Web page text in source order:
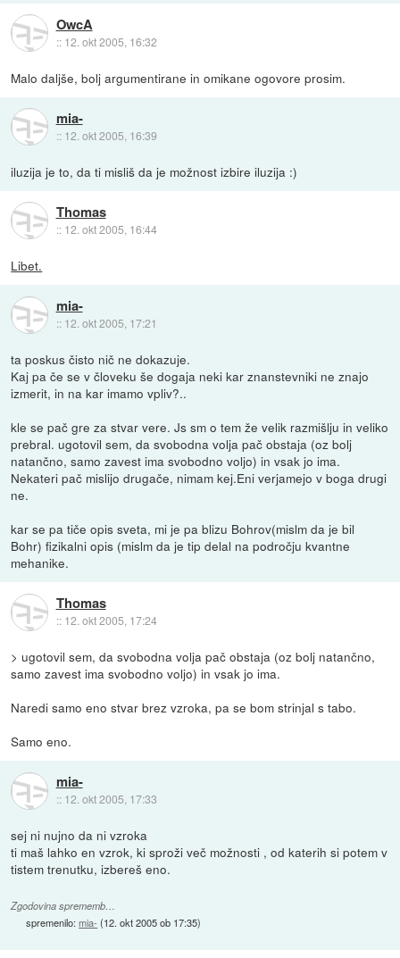
OwcA
:: 12. okt 2005, 16:32
Malo daljše, bolj argumentirane in omikane ogovore prosim.
mia-
:: 12. okt 2005, 16:39
iluzija je to, da ti misliš da je možnost izbire iluzija :)
Thomas
:: 12. okt 2005, 16:44
Libet.
mia-
:: 12. okt 2005, 17:21
ta poskus čisto nič ne dokazuje.
Kaj pa če se v človeku še dogaja neki kar znanstevniki ne znajo
izmerit, in na kar imamo vpliv?..
kle se pač gre za stvar vere. Js sm o tem že velik razmišlju in veliko
prebral. ugotovil sem, da svobodna volja pač obstaja (oz bolj
natančno, samo zavest ima svobodno voljo) in vsak jo ima.
Nekateri pač mislijo drugače, nimam kej.Eni verjamejo v boga drugi
ne.
kar se pa tiče opis sveta, mi je pa blizu Bohrov(mislm da je bil
Bohr) fizikalni opis (mislm da je tip delal na področju kvantne
mehanike.
Thomas
:: 12. okt 2005, 17:24
> ugotovil sem, da svobodna volja pač obstaja (oz bolj natančno,
samo zavest ima svobodno voljo) in vsak jo ima.
Naredi samo eno stvar brez vzroka, pa se bom strinjal s tabo.
Samo eno.
mia-
:: 12. okt 2005, 17:33
sej ni nujno da ni vzroka
ti maš lahko en vzrok, ki sproži več možnosti , od katerih si potem v
tistem trenutku, izbereš eno.
Zgodovina sprememb…
spremenilo:mia- (12. okt 2005 ob 17:35)